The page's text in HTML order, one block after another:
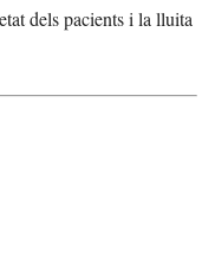
dels pacients i la lluita